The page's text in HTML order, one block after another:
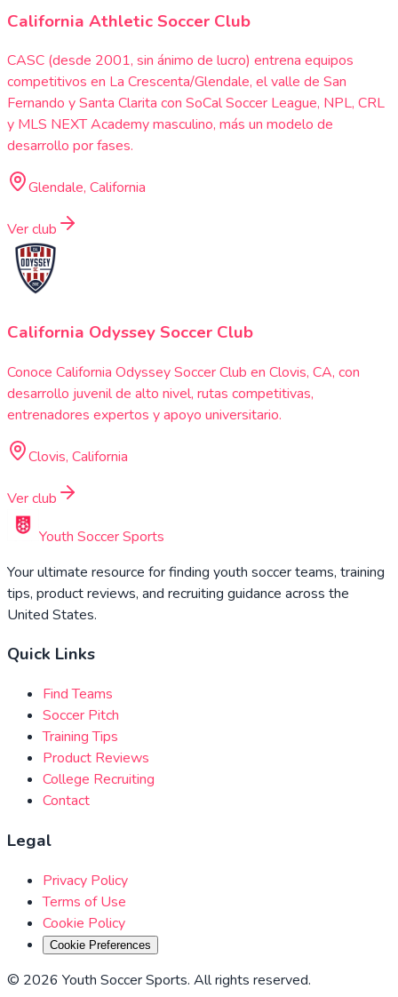
California Athletic Soccer Club
CASC (desde 2001, sin ánimo de lucro) entrena equipos
competitivos en La Crescenta/Glendale, el valle de San
Fernando y Santa Clarita con SoCal Soccer League, NPL, CRL
y MLS NEXT Academy masculino, más un modelo de
desarrollo por fases.
Glendale, California
Ver club
California Odyssey Soccer Club
Conoce California Odyssey Soccer Club en Clovis, CA, con
desarrollo juvenil de alto nivel, rutas competitivas,
entrenadores expertos y apoyo universitario.
Clovis, California
Ver club
Youth Soccer Sports
Your ultimate resource for finding youth soccer teams, training
tips, product reviews, and recruiting guidance across the
United States.
Quick Links
Find Teams
Soccer Pitch
Training Tips
Product Reviews
College Recruiting
Contact
Legal
Privacy Policy
Terms of Use
Cookie Policy
Cookie Preferences
© 2026 Youth Soccer Sports. All rights reserved.